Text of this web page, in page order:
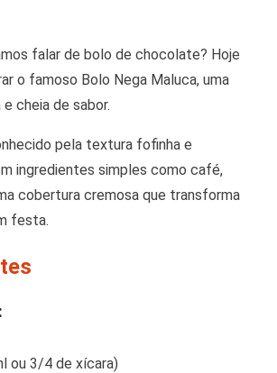
falar de bolo de chocolate? Hoje
o famoso Bolo Nega Maluca, uma
cheia de sabor.
pela textura fofinha e
ingredientes simples como café,
cobertura cremosa que transforma
festa.
ou 3/4 de xícara)